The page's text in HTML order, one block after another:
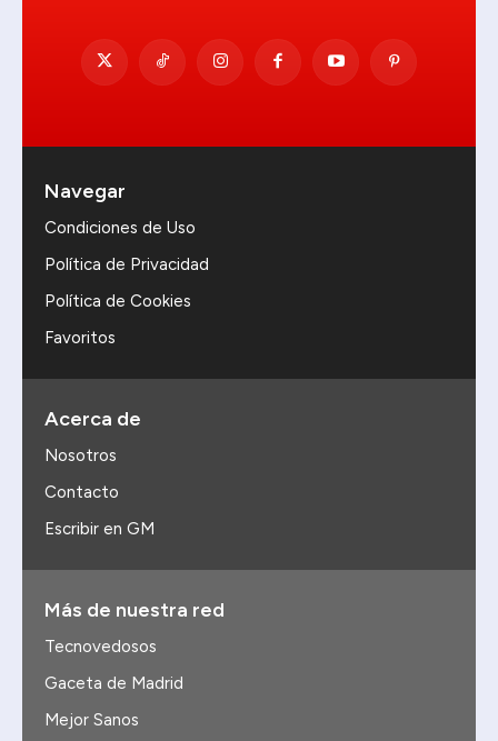
Navegar
Condiciones de Uso
Política de Privacidad
Política de Cookies
Favoritos
Acerca de
Nosotros
Contacto
Escribir en GM
Más de nuestra red
Tecnovedosos
Gaceta de Madrid
Mejor Sanos